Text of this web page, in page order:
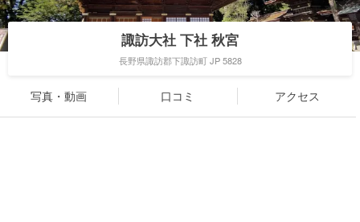
諏訪大社 下社 秋宮
長野県諏訪郡下諏訪町 JP 5828
写真・動画 口コミ アクセス